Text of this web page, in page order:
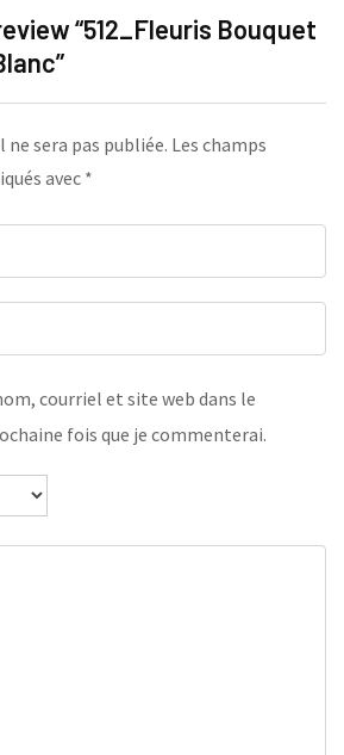
“512_Fleuris Bouquet
sera pas publiée. Les champs
avec *
courriel et site web dans le
fois que je commenterai.